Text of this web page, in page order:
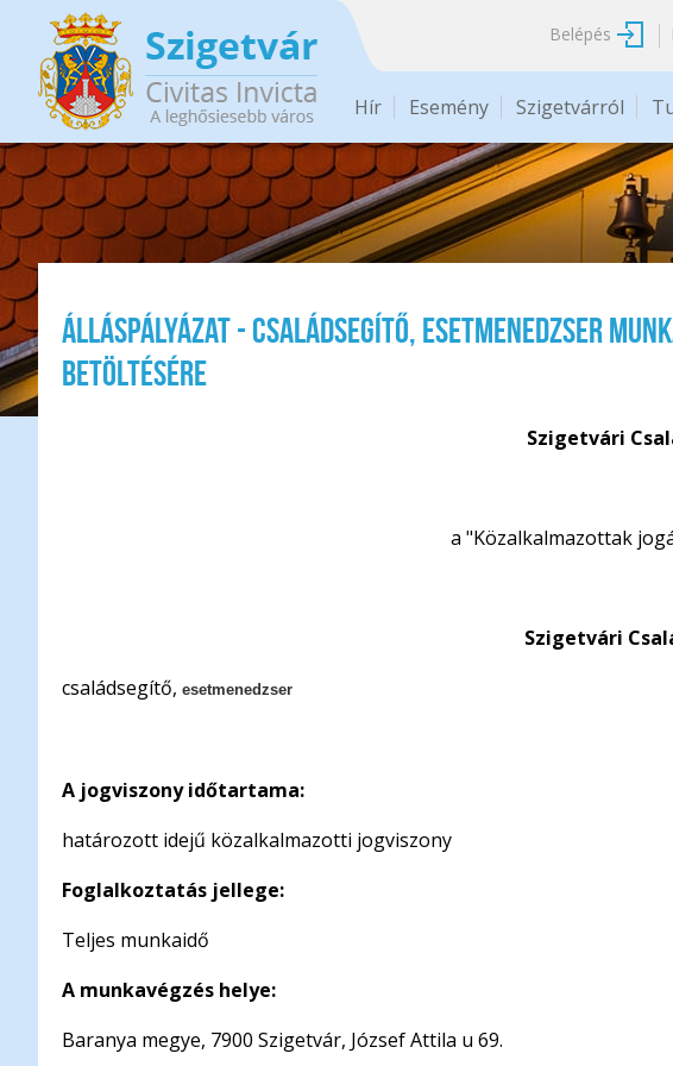
Ugrás a tartalomra
Belépés
Hír Esemény Szigetvárról
Álláspályázat - családsegítő, esetmenedzser
betöltésére
Szigetvári
a "Közalkalmazottak
Szigetvári
családsegítő, esetmenedzser
A jogviszony időtartama:
határozott idejű közalkalmazotti jogviszony
Foglalkoztatás jellege:
Teljes munkaidő
A munkavégzés helye:
Baranya megye, 7900 Szigetvár, József Attila u 69.